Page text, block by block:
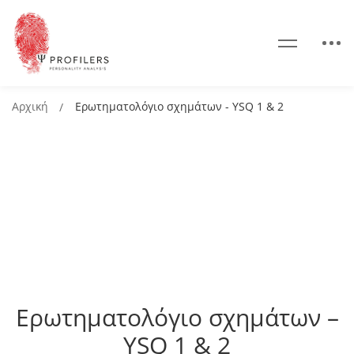
Ερωτηματολόγιο σχημάτων –
YSQ 1 & 2
Αρχική Ερωτηματολόγιο σχημάτων - YSQ 1 & 2